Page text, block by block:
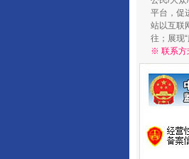
平台，促
站以互联
往；展现
※ 联系方